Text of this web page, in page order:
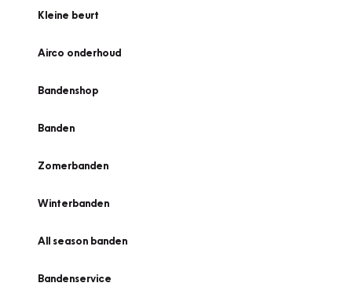
Kleine beurt
Airco onderhoud
Bandenshop
Banden
Zomerbanden
Winterbanden
All season banden
Bandenservice